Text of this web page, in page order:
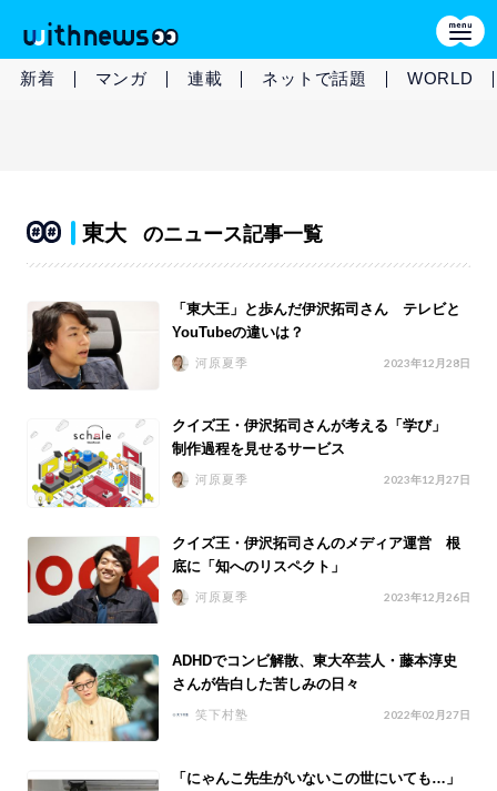
新着 マンガ 連載 ネットで話題 WORLD
東大 のニュース記事一覧
「東大王」と歩んだ伊沢拓司さん テレビと
YouTubeの違いは？
河原夏季 2023年12月28日
クイズ王・伊沢拓司さんが考える「学び」
制作過程を見せるサービス
河原夏季 2023年12月27日
クイズ王・伊沢拓司さんのメディア運営 根
底に「知へのリスペクト」
河原夏季 2023年12月26日
ADHDでコンビ解散、東大卒芸人・藤本淳史
さんが告白した苦しみの日々
笑下村塾 2022年02月27日
「にゃんこ先生がいないこの世にいても…」